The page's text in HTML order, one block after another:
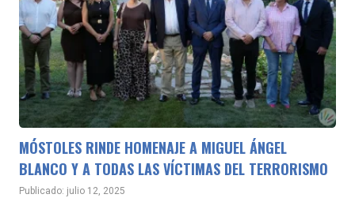
MÓSTOLES RINDE HOMENAJE A MIGUEL ÁNGEL
BLANCO Y A TODAS LAS VÍCTIMAS DEL TERRORISMO
Publicado: julio 12, 2025